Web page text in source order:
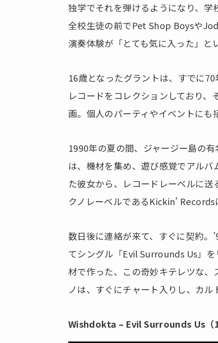
独学でそれを弾けるようになり、学
全校生徒の前でPet Shop Boysや
演奏体験が「とても気に入った」と
16歳となったグラントは、すでに
レコードをコレクションしており
画。個人のパーティやイベントにも
1990年の夏の間、ジャージー島の
は、機材を集め、遊び感覚でアル
た彼女から、レコードレーベルに
クノレーベルであるKickin’ Records
数日後に連絡が来て、すぐに契約
てシングル「Evil Surrounds Us」
材で作った、この奇妙キテレツな
ノは、すぐにチャート入りし、カル
Wishdokta – Evil Surrounds Us（